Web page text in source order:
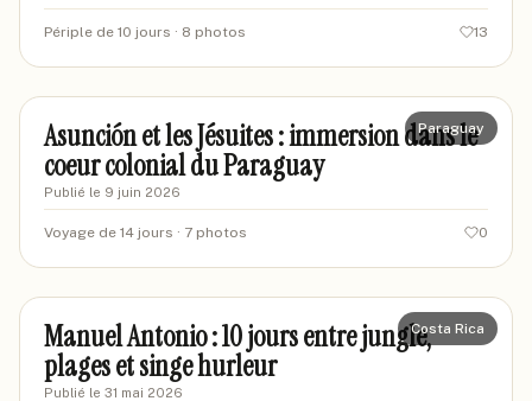
Périple de 10 jours · 8 photos 13
marcaventures
Paraguay
Asunción et les Jésuites : immersion dans le
coeur colonial du Paraguay
Publié le 9 juin 2026
Voyage de 14 jours · 7 photos 0
marievoyages42
Costa Rica
Manuel Antonio : 10 jours entre jungle,
plages et singe hurleur
Publié le 31 mai 2026